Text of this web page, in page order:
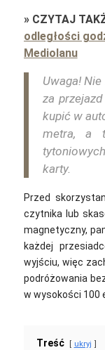
» CZYTAJ
odległości
Mediolanu
Uwaga!
za
kupić w
metra, a
karty.
Przed
czytnika lub
magnetyczny,
każdej
wyjściu, więc
podróżowania
w wysokości 100
Treść ukryj